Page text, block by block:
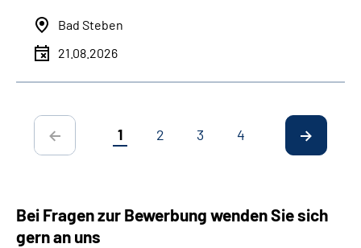
Bad Steben
21.08.2026
1 2 3 4
Bei Fragen zur Bewerbung wenden Sie sich
gern an uns